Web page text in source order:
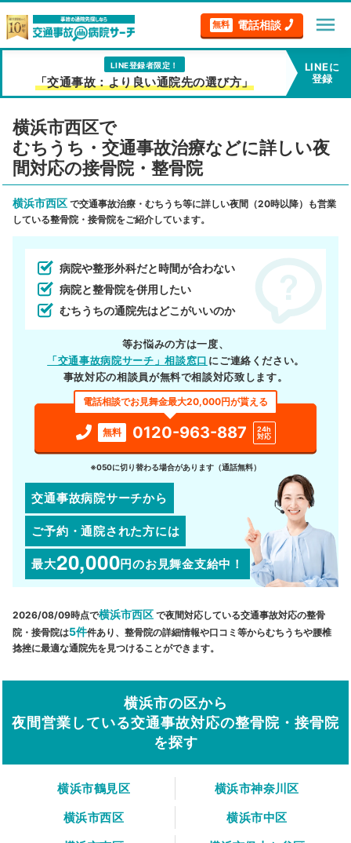
無料 電話相談 menu
LINE登録者限定！
「交通事故：より良い通院先の選び方」
LINEに
登録
横浜市西区で
むちうち・交通事故治療などに詳しい夜
間対応の接骨院・整骨院
横浜市西区 で交通事故治療・むちうち等に詳しい夜間（20時以降）も営業
している整骨院・接骨院をご紹介しています。
病院や整形外科だと時間が合わない
病院と整骨院を併用したい
むちうちの通院先はどこがいいのか
等お悩みの方は一度、
「交通事故病院サーチ」相談窓口 にご連絡ください。
事故対応の相談員が無料で相談対応致します。
電話相談でお見舞金最大20,000円が貰える
無料 0120-963-887
24h
対応
※050に切り替わる場合があります（通話無料）
交通事故病院サーチから
ご予約・通院された方には
最大20,000円のお見舞金支給中！
2026/08/09時点で横浜市西区 で夜間対応している交通事故対応の整骨
院・接骨院は5件件あり、整骨院の詳細情報や口コミ等からむちうちや腰椎
捻挫に最適な通院先を見つけることができます。
横浜市の区から
夜間営業している交通事故対応の整骨院・接骨院
を探す
横浜市鶴見区
横浜市神奈川区
横浜市西区
横浜市中区